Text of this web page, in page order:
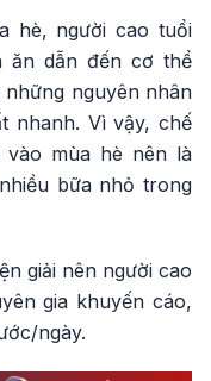
hè, người cao tuổi
ăn dẫn đến cơ thể
nguyên nhân
nhanh. Vì vậy, chế
mùa hè nên là
bữa nhỏ trong
giải nên người cao
gia khuyến cáo,
ngày.